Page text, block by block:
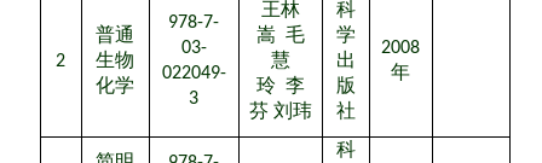
2
普通
生物
化学
978-7-
03-
022049-
3
王林
嵩 毛
慧
玲 李
芬 刘玮
科
学
出
版
社
2008
年
科